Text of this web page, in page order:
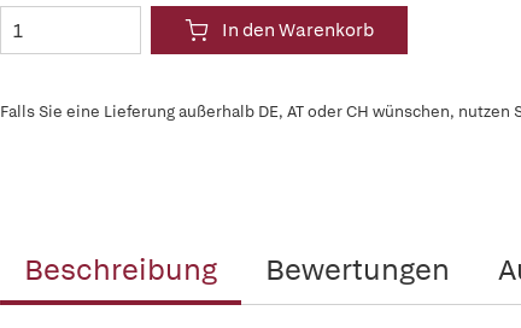
In den Warenkorb
Falls Sie eine Lieferung außerhalb DE, AT oder CH wünschen, nutzen
Beschreibung Bewertungen